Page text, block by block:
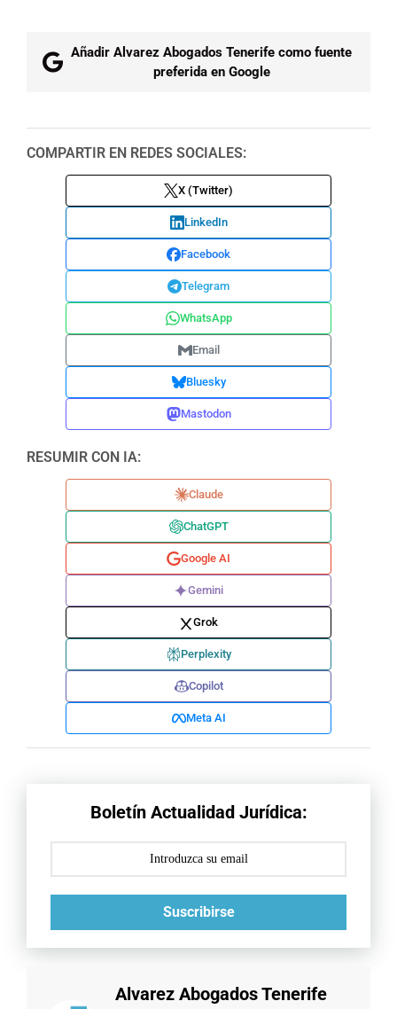
Añadir Alvarez Abogados Tenerife como fuente
preferida en Google
COMPARTIR EN REDES SOCIALES:
X (Twitter)
LinkedIn
Facebook
Telegram
WhatsApp
Email
Bluesky
Mastodon
RESUMIR CON IA:
Claude
ChatGPT
Google AI
Gemini
Grok
Perplexity
Copilot
Meta AI
Boletín Actualidad Jurídica:
Suscribirse
Alvarez Abogados Tenerife